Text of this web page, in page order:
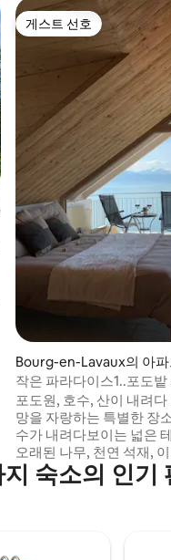
점 만점), 후기 133개
게스트 선호
게스트 선호
Bourg-en-Lavaux의 아파
작은 파라다이스1..포도밭
바로 앞.
포도원, 호수, 산이 내려다
망을 자랑하는 특별한 장소 신축 아파트,
수가 내려다보이는 넓은 테라스,
오래된 나무, 천연 석재,
헤어드라이어, 간이 주방,
주전자, 차, 커피, 전자레인
용 공원을 무료로 이용하
숙소의 인기